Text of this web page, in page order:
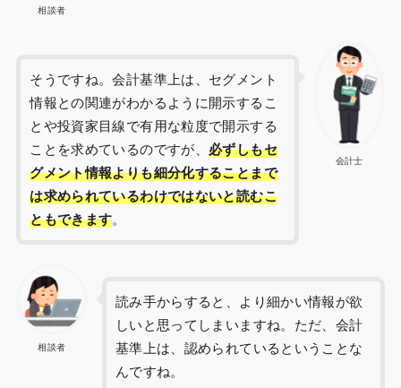
相談者
会計士
そうですね。会計基準上は、セグメント
情報との関連がわかるように開示するこ
とや投資家目線で有用な粒度で開示する
ことを求めているのですが、 必ずしもセ
グメント情報よりも細分化することまで
は求められているわけではないと読むこ
ともできます。
相談者
読み手からすると、より細かい情報が欲
しいと思ってしまいますね。ただ、会計
基準上は、認められているということな
んですね。